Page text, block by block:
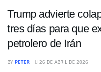
Trump advierte
tres días para que
petrolero de Irán
BY PETER 26 DE ABRIL DE 2026